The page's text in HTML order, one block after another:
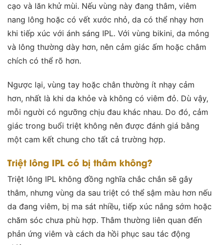
cạo và lăn khử mùi. Nếu vùng này đang thâm, viêm
nang lông hoặc có vết xước nhỏ, da có thể nhạy hơn
khi tiếp xúc với ánh sáng IPL. Với vùng bikini, da mỏng
và lông thường dày hơn, nên cảm giác ấm hoặc châm
chích có thể rõ hơn.
Ngược lại, vùng tay hoặc chân thường ít nhạy cảm
hơn, nhất là khi da khỏe và không có viêm đỏ. Dù vậy,
mỗi người có ngưỡng chịu đau khác nhau. Do đó, cảm
giác trong buổi triệt không nên được đánh giá bằng
một cam kết chung cho tất cả trường hợp.
Triệt lông IPL có bị thâm không?
Triệt lông IPL không đồng nghĩa chắc chắn sẽ gây
thâm, nhưng vùng da sau triệt có thể sậm màu hơn nếu
da đang viêm, bị ma sát nhiều, tiếp xúc nắng sớm hoặc
chăm sóc chưa phù hợp. Thâm thường liên quan đến
phản ứng viêm và cách da hồi phục sau tác động